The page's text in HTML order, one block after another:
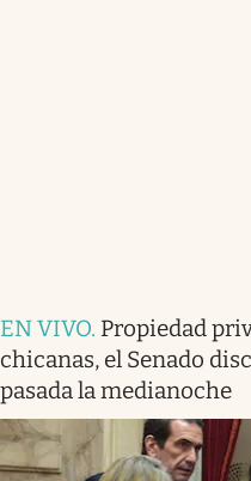
EN VIVO. Propiedad
chicanas, el Senado
pasada la medianoche